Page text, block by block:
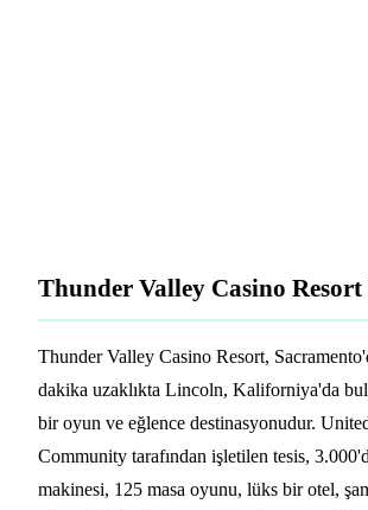
Thunder Valley Casino Resort
Thunder Valley Casino Resort,
dakika uzaklıkta Lincoln, Kaliforniya'da
bir oyun ve eğlence destinasyonudur.
Community tarafından işletilen tesis,
makinesi, 125 masa oyunu, lüks bir otel,